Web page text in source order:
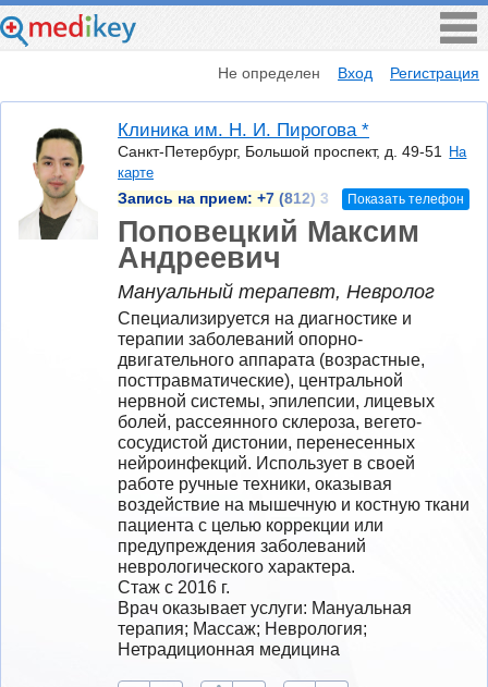
Не определен Вход Регистрация
Клиника им. Н. И. Пирогова *
Санкт-Петербург, Большой проспект, д. 49-51
На
карте
Запись на прием: +7 (812) 3 Показать телефон
Поповецкий Максим
Андреевич
Мануальный терапевт, Невролог
Специализируется на диагностике и
терапии заболеваний опорно-
двигательного аппарата (возрастные,
посттравматические), центральной
нервной системы, эпилепсии, лицевых
болей, рассеянного склероза, вегето-
сосудистой дистонии, перенесенных
нейроинфекций. Использует в своей
работе ручные техники, оказывая
воздействие на мышечную и костную ткани
пациента с целью коррекции или
предупреждения заболеваний
неврологического характера.
Стаж с 2016 г.
Врач оказывает услуги: Мануальная
терапия; Массаж; Неврология;
Нетрадиционная медицина